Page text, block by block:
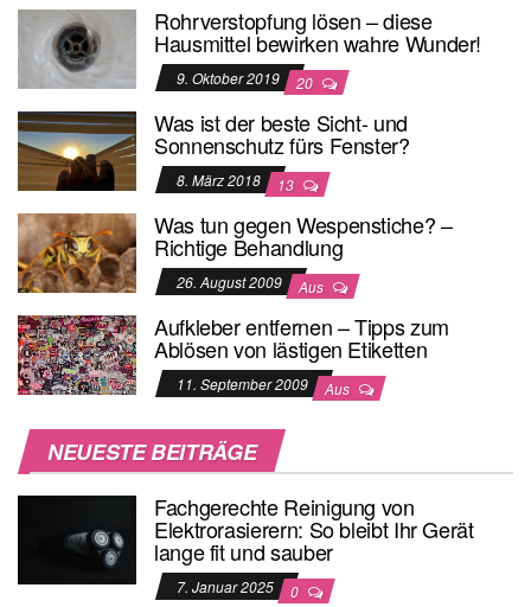
Rohrverstopfung lösen – diese
Hausmittel bewirken wahre Wunder!
9. Oktober 2019 20
Was ist der beste Sicht- und
Sonnenschutz fürs Fenster?
8. März 2018 13
Was tun gegen Wespenstiche? –
Richtige Behandlung
26. August 2009 Aus
Aufkleber entfernen – Tipps zum
Ablösen von lästigen Etiketten
11. September 2009 Aus
NEUESTE BEITRÄGE
Fachgerechte Reinigung von
Elektrorasierern: So bleibt Ihr Gerät
lange fit und sauber
7. Januar 2025 0